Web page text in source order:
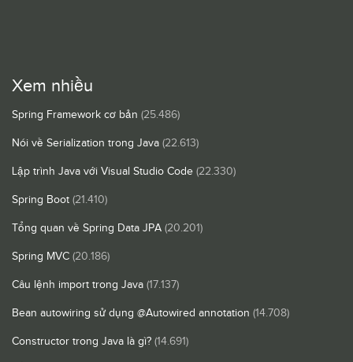
Xem nhiều
Spring Framework cơ bản (25.486)
Nói về Serialization trong Java (22.613)
Lập trình Java với Visual Studio Code (22.330)
Spring Boot (21.410)
Tổng quan về Spring Data JPA (20.201)
Spring MVC (20.186)
Câu lệnh import trong Java (17.137)
Bean autowiring sử dụng @Autowired annotation (14.708)
Constructor trong Java là gì? (14.691)